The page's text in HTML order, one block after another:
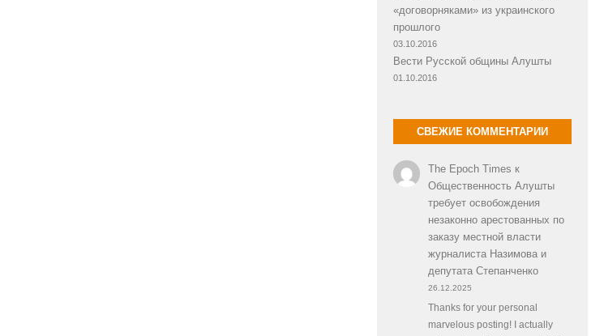
«договорняками» из украинского
прошлого
03.10.2016
Вести Русской общины Алушты
01.10.2016
СВЕЖИЕ КОММЕНТАРИИ
The Epoch Times к
Общественность Алушты
требует освобождения
незаконно арестованных по
заказу местной власти
журналиста Назимова и
депутата Степанченко
26.12.2025
Thanks for your personal
marvelous posting! I actually